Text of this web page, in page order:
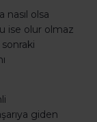
nasıl olsa
ise olur olmaz
giden